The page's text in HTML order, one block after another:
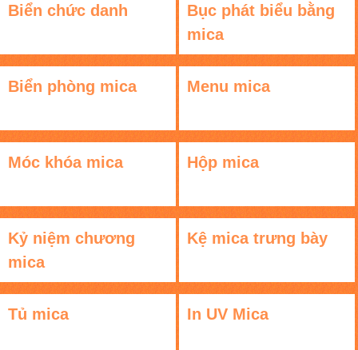
Biển chức danh
Bục phát biểu bằng
mica
Biển phòng mica Menu mica
Móc khóa mica Hộp mica
Kỷ niệm chương
mica
Kệ mica trưng bày
Tủ mica In UV Mica